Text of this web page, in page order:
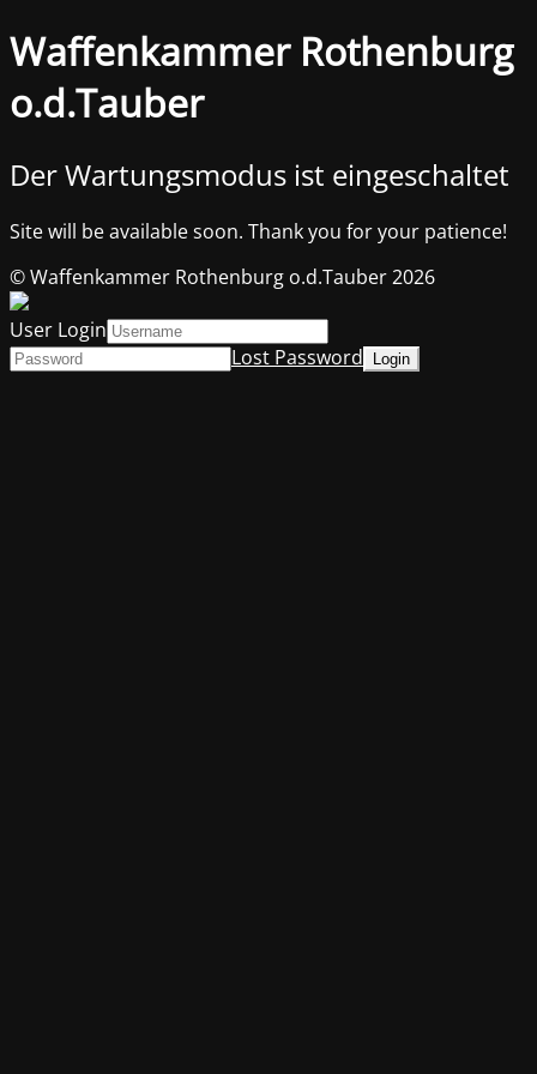
Waffenkammer Rothenburg
o.d.Tauber
Der Wartungsmodus ist eingeschaltet
Site will be available soon. Thank you for your patience!
© Waffenkammer Rothenburg o.d.Tauber 2026
User Login
Lost Password